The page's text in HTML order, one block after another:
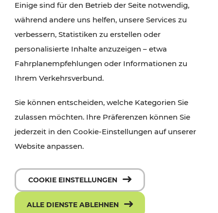
Attraktionen sind mit den Ticket- und Fahrplan-
Angeboten des VOR gut und schnell erreichbar.
Einige sind für den Betrieb der Seite notwendig,
während andere uns helfen, unsere Services zu
verbessern, Statistiken zu erstellen oder
personalisierte Inhalte anzuzeigen – etwa
Fahrplanempfehlungen oder Informationen zu
Ihrem Verkehrsverbund.
Sie können entscheiden, welche Kategorien Sie
zulassen möchten. Ihre Präferenzen können Sie
jederzeit in den Cookie-Einstellungen auf unserer
Website anpassen.
COOKIE EINSTELLUNGEN
ALLE DIENSTE ABLEHNEN